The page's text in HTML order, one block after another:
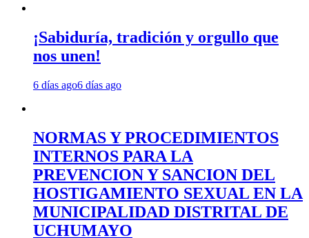
¡Sabiduría, tradición y orgullo que
nos unen!
6 días ago6 días ago
NORMAS Y PROCEDIMIENTOS
INTERNOS PARA LA
PREVENCION Y SANCION DEL
HOSTIGAMIENTO SEXUAL EN LA
MUNICIPALIDAD DISTRITAL DE
UCHUMAYO